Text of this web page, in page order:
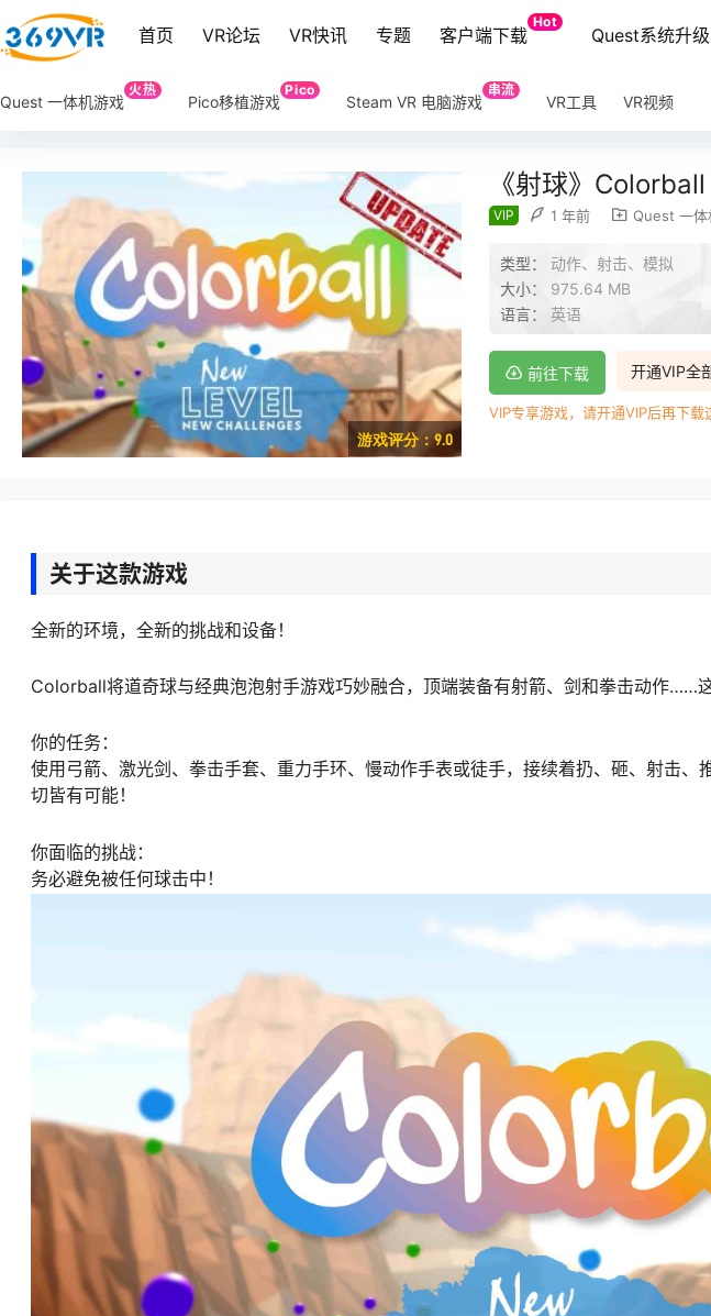
首页 VR论坛 VR快讯 专题 客户端下载
Hot
Quest系统升级
Quest 一体机游戏
火热
Pico移植游戏
Pico
Steam VR 电脑游戏
串流
VR工具 VR视频
游戏评分：9.0
《射球》Colorball
VIP 1 年前 Quest 一体
类型： 动作、射击、模拟
大小： 975.64 MB
语言： 英语
开通VIP全
前往下载
VIP专享游戏，请开通VIP后再下载
关于这款游戏
全新的环境，全新的挑战和设备！
Colorball将道奇球与经典泡泡射手游戏巧妙融合，顶端装备有射箭、剑和拳击动作……
你的任务：
使用弓箭、激光剑、拳击手套、重力手环、慢动作手表或徒手，接续着扔、砸、射击
切皆有可能！
你面临的挑战：
务必避免被任何球击中！